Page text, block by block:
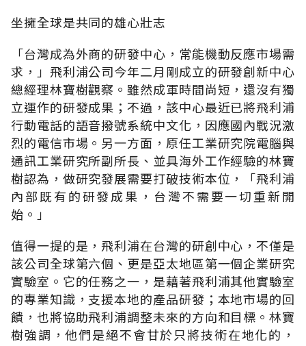
坐擁全球是共同的雄心壯志
「台灣成為外商的研發中心，常能機動反應市場需
求，」飛利浦公司今年二月剛成立的研發創新中心
總經理林寶樹觀察。雖然成軍時間尚短，還沒有獨
立運作的研發成果；不過，該中心最近已將飛利浦
行動電話的語音撥號系統中文化，因應國內戰況激
烈的電信市場。另一方面，原任工業研究院電腦與
通訊工業研究所副所長、並具海外工作經驗的林寶
樹認為，做研究發展需要打破技術本位，「飛利浦
內部既有的研發成果，台灣不需要一切重新開
始。」
值得一提的是，飛利浦在台灣的研創中心，不僅是
該公司全球第六個、更是亞太地區第一個企業研究
實驗室。它的任務之一，是藉著飛利浦其他實驗室
的專業知識，支援本地的產品研發；本地市場的回
饋，也將協助飛利浦調整未來的方向和目標。林寶
樹強調，他們是絕不會甘於只將技術在地化的，